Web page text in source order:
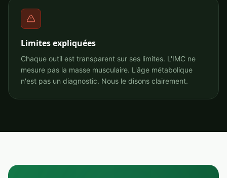
Limites expliquées
Chaque outil est transparent sur ses limites. L'IMC ne
mesure pas la masse musculaire. L'âge métabolique
n'est pas un diagnostic. Nous le disons clairement.